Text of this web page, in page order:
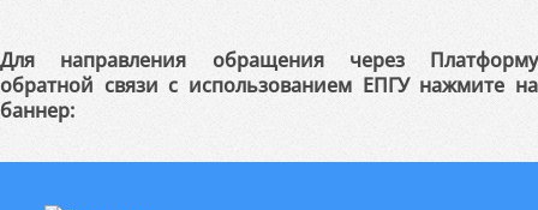
Для направления обращения через Платформу
обратной связи с использованием ЕПГУ нажмите на
баннер: